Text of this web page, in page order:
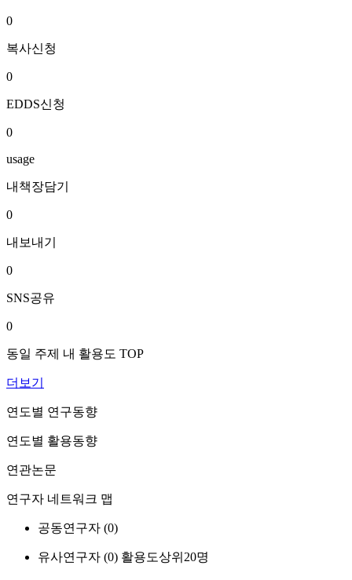
0
복사신청
0
EDDS신청
0
usage
내책장담기
0
내보내기
0
SNS공유
0
동일 주제 내 활용도 TOP
더보기
연도별 연구동향
연도별 활용동향
연관논문
연구자 네트워크 맵
공동연구자 (0)
유사연구자 (0) 활용도상위20명